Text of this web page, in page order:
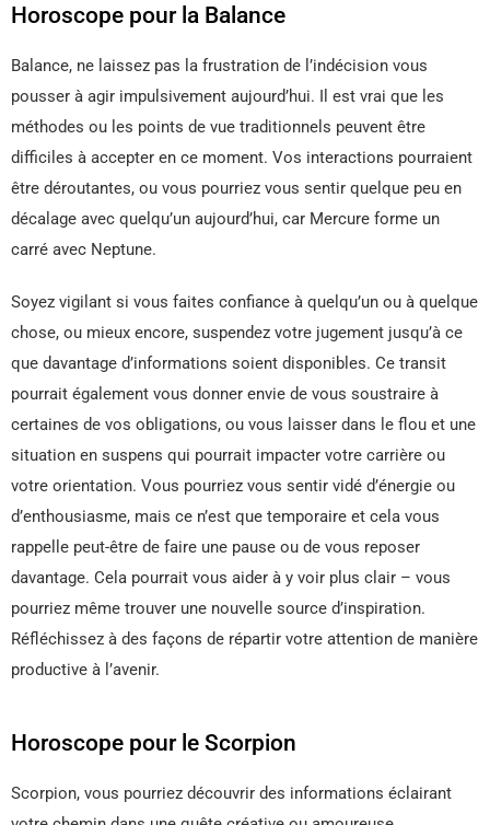
Horoscope pour la Balance
Balance, ne laissez pas la frustration de l’indécision vous
pousser à agir impulsivement aujourd’hui. Il est vrai que les
méthodes ou les points de vue traditionnels peuvent être
difficiles à accepter en ce moment. Vos interactions pourraient
être déroutantes, ou vous pourriez vous sentir quelque peu en
décalage avec quelqu’un aujourd’hui, car Mercure forme un
carré avec Neptune.
Soyez vigilant si vous faites confiance à quelqu’un ou à quelque
chose, ou mieux encore, suspendez votre jugement jusqu’à ce
que davantage d’informations soient disponibles. Ce transit
pourrait également vous donner envie de vous soustraire à
certaines de vos obligations, ou vous laisser dans le flou et une
situation en suspens qui pourrait impacter votre carrière ou
votre orientation. Vous pourriez vous sentir vidé d’énergie ou
d’enthousiasme, mais ce n’est que temporaire et cela vous
rappelle peut-être de faire une pause ou de vous reposer
davantage. Cela pourrait vous aider à y voir plus clair – vous
pourriez même trouver une nouvelle source d’inspiration.
Réfléchissez à des façons de répartir votre attention de manière
productive à l’avenir.
Horoscope pour le Scorpion
Scorpion, vous pourriez découvrir des informations éclairant